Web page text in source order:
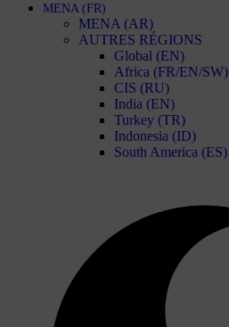
MENA (FR)
MENA (AR)
AUTRES RÉGIONS
Global (EN)
Africa (FR/EN/SW)
CIS (RU)
India (EN)
Turkey (TR)
Indonesia (ID)
South America (ES)